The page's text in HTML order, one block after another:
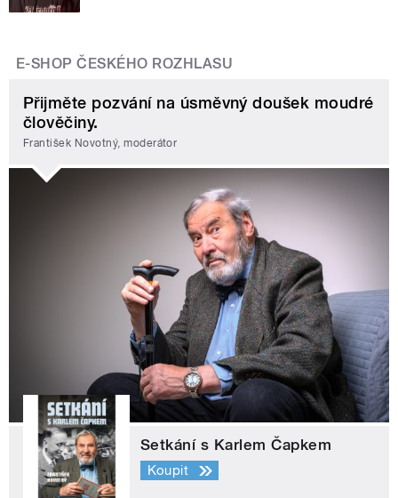
E-SHOP ČESKÉHO ROZHLASU
Přijměte pozvání na úsměvný doušek moudré
člověčiny.
František Novotný, moderátor
Setkání s Karlem Čapkem
Koupit